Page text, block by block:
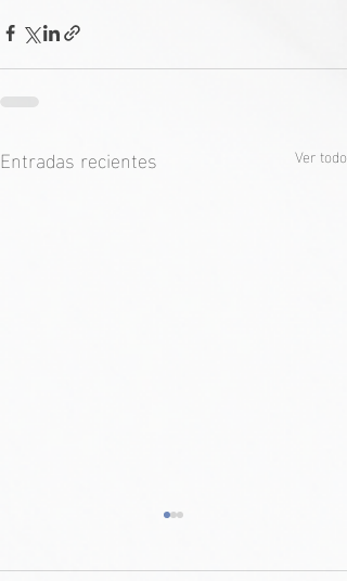
Entradas recientes Ver todo